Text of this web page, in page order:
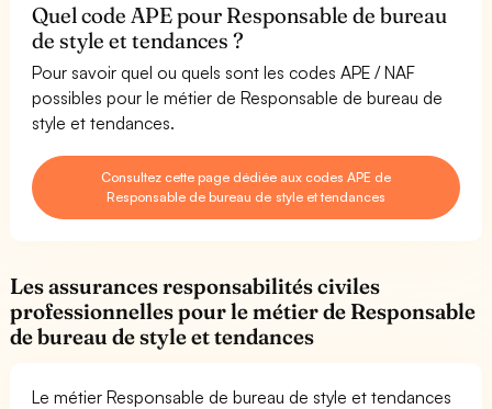
Quel code APE pour Responsable de bureau
de style et tendances ?
Pour savoir quel ou quels sont les codes APE / NAF
possibles pour le métier de Responsable de bureau de
style et tendances.
Consultez cette page dédiée aux codes APE de
Responsable de bureau de style et tendances
Les assurances responsabilités civiles
professionnelles pour le métier de Responsable
de bureau de style et tendances
Le métier Responsable de bureau de style et tendances